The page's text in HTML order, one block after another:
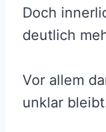
Doch
deutlich
Vor allem
unklar